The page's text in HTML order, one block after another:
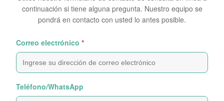
continuación si tiene alguna pregunta. Nuestro equipo se
pondrá en contacto con usted lo antes posible.
Correo electrónico *
Teléfono/WhatsApp